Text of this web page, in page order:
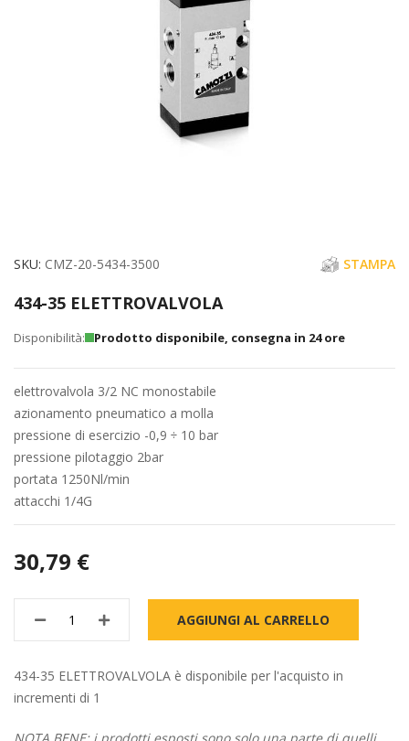
Vai
della
immagini
SKU CMZ-20-5434-3500 STAMPA
434-35 ELETTROVALVOLA
Prodotto disponibile, consegna in 24 ore
elettrovalvola 3/2 NC monostabile
azionamento pneumatico a molla
pressione di esercizio -0,9 ÷ 10 bar
pressione pilotaggio 2bar
portata 1250Nl/min
attacchi 1/4G
30,79 €
AGGIUNGI AL CARRELLO
434-35 ELETTROVALVOLA è disponibile per l'acquisto in
incrementi di 1